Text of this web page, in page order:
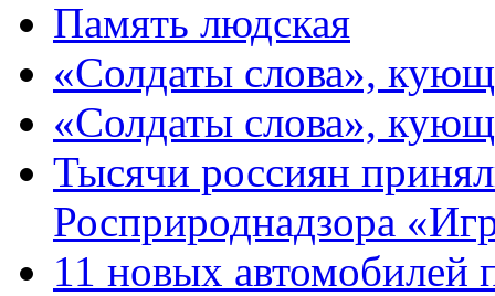
Память людская
«Солдаты слова»,
«Солдаты слова»,
Тысячи россиян
Росприроднадзора
11 новых автомобилей